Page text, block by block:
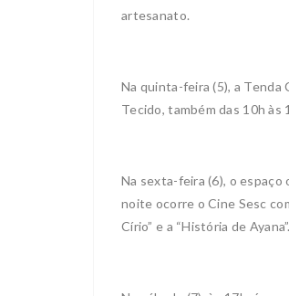
artesanato.
Na quinta-feira (5), a Tenda
Tecido, também das 10h às
Na sexta-feira (6), o espaço
noite ocorre o Cine Sesc
Círio” e a “História de Ayana”.